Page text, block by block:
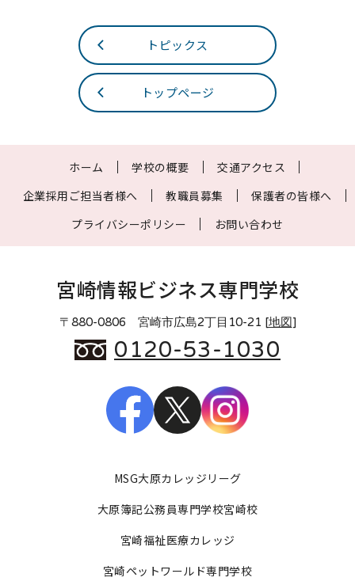
トピックス
トップページ
ホーム 学校の概要
交通アクセス
企業採用ご担当者様へ
教職員募集
保護者の皆様へ
プライバシーポリシー
お問い合わせ
宮崎情報ビジネス専門学校
〒880-0806 宮崎市広島2丁目10-21 [地図 ]
0120-53-1030
MSG大原カレッジリーグ
大原簿記公務員専門学校宮崎校
宮崎福祉医療カレッジ
宮崎ペットワールド専門学校